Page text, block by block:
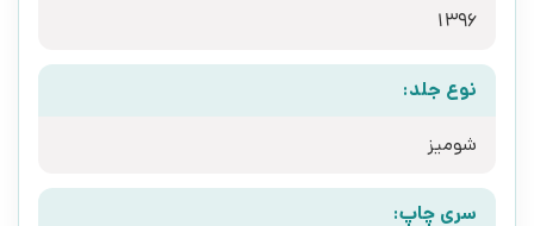
1396
نوع جلد:
شومیز
سری چاپ: